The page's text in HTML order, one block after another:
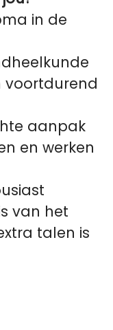
in de
voortdurend
aanpak
en werken
van het
talen is